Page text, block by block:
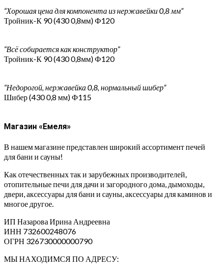
“Хорошая цена для компонента из нержавейки 0,8 мм”
Тройник-К 90 (430 0,8мм) Ф120
“Всё собирается как конструктор”
Тройник-К 90 (430 0,8мм) Ф120
“Недорогой, нержавейка 0,8, нормальный шибер”
Шибер (430 0,8 мм) Ф115
Магазин «Емеля»
В нашем магазине представлен широкий ассортимент печей
для бани и сауны!
Как отечественных так и зарубежных производителей,
отопительные печи для дачи и загородного дома, дымоходы,
двери, аксессуары для бани и сауны, аксессуары для каминов и
многое другое.
ИП Назарова Ирина Андреевна⁠
ИНН 732600248076
ОГРН 326730000000790
МЫ НАХОДИМСЯ ПО АДРЕСУ: